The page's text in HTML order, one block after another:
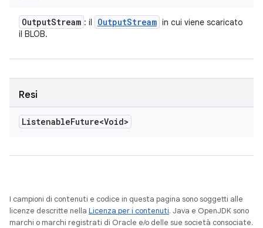
OutputStream : il OutputStream in cui viene scaricato
il BLOB.
Resi
ListenableFuture<Void>
I campioni di contenuti e codice in questa pagina sono soggetti alle
licenze descritte nella Licenza per i contenuti. Java e OpenJDK sono
marchi o marchi registrati di Oracle e/o delle sue società consociate.